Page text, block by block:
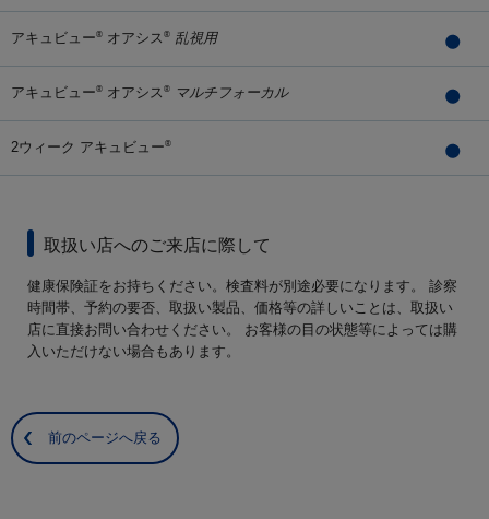
アキュビュー® オアシス ® 乱視用
アキュビュー® オアシス ® マルチフォーカル
2ウィーク アキュビュー®
取扱い店へのご来店に際して
健康保険証をお持ちください。検査料が別途必要になります。 診察
時間帯、予約の要否、取扱い製品、価格等の詳しいことは、取扱い
店に直接お問い合わせください。 お客様の目の状態等によっては購
入いただけない場合もあります。
前のページへ戻る